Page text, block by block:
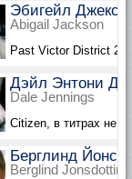
Эбигейл
Abigail Jackson
Past Victor District 2,
Дэйл Энтони
Dale Jennings
Citizen, в титрах не
Берглинд
Berglind Jonsdottir